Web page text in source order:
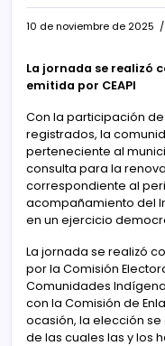
10 de noviembre de 2025
La jornada se realizó
emitida por CEAPI
Con la participación de
registrados, la
perteneciente al
consulta para la
correspondiente al
acompañamiento del
en un ejercicio
La jornada se realizó
por la Comisión
Comunidades
con la Comisión de
ocasión, la elección
de las cuales las y los